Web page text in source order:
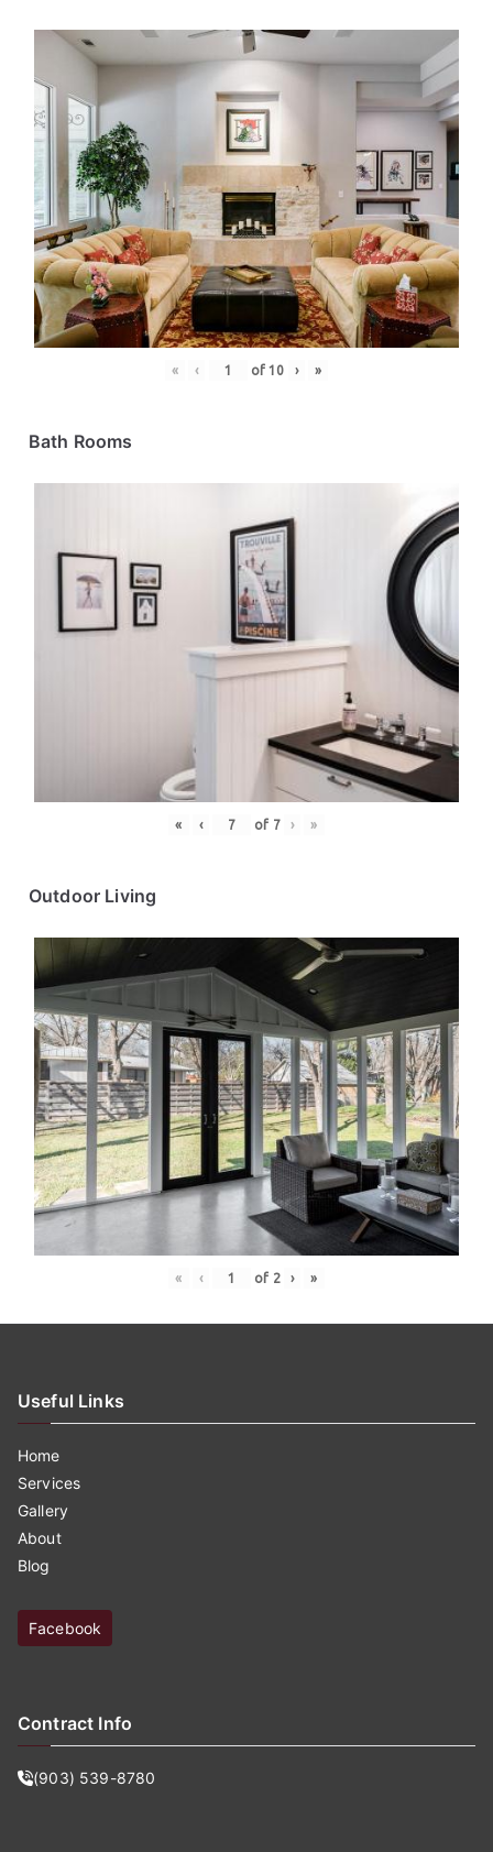
« ‹ of10 › »
Bath Rooms
« ‹ of 7 › »
Outdoor Living
« ‹ of 2 › »
Useful Links
Home
Services
Gallery
About
Blog
Facebook
Contract Info
(903) 539-8780